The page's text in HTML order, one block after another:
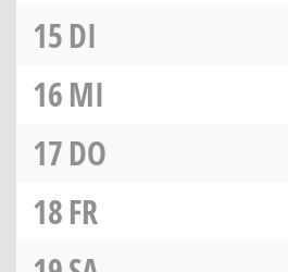
15DI
16MI
17DO
18FR